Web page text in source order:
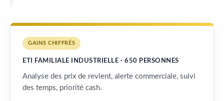
GAINS CHIFFRÉS
ETI FAMILIALE INDUSTRIELLE · 650 PERSONNES
Analyse des prix de revient, alerte commerciale, suivi
des temps, priorité cash.